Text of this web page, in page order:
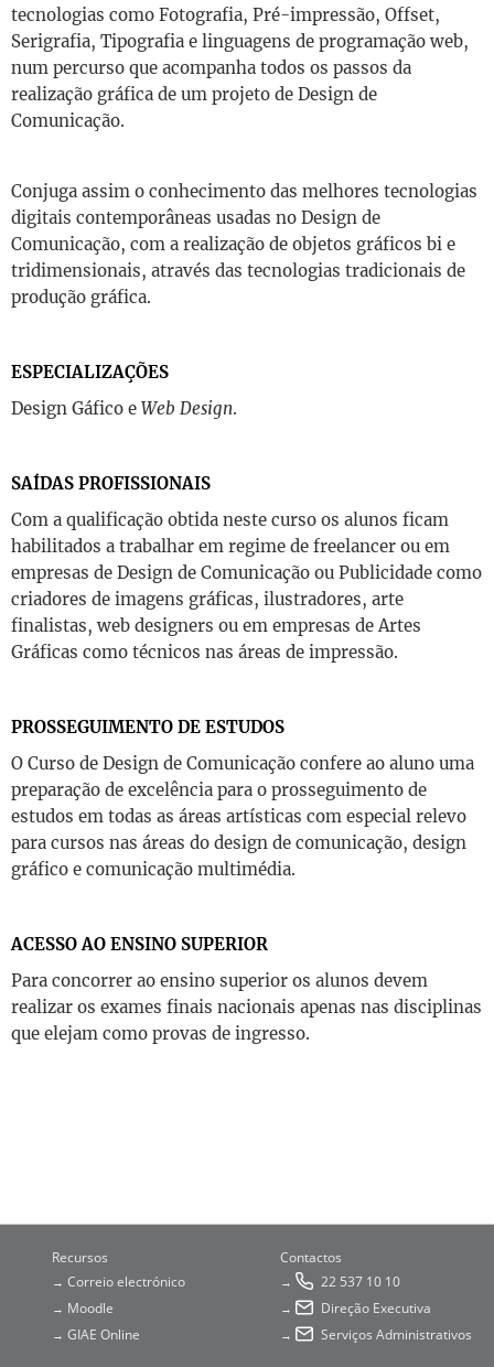
tecnologias como Fotografia, Pré-impressão, Offset,
Serigrafia, Tipografia e linguagens de programação web,
num percurso que acompanha todos os passos da
realização gráfica de um projeto de Design de
Comunicação.
Conjuga assim o conhecimento das melhores tecnologias
digitais contemporâneas usadas no Design de
Comunicação, com a realização de objetos gráficos bi e
tridimensionais, através das tecnologias tradicionais de
produção gráfica.
ESPECIALIZAÇÕES
Design Gáfico e Web Design.
SAÍDAS PROFISSIONAIS
Com a qualificação obtida neste curso os alunos ficam
habilitados a trabalhar em regime de freelancer ou em
empresas de Design de Comunicação ou Publicidade como
criadores de imagens gráficas, ilustradores, arte
finalistas, web designers ou em empresas de Artes
Gráficas como técnicos nas áreas de impressão.
PROSSEGUIMENTO DE ESTUDOS
O Curso de Design de Comunicação confere ao aluno uma
preparação de excelência para o prosseguimento de
estudos em todas as áreas artísticas com especial relevo
para cursos nas áreas do design de comunicação, design
gráfico e comunicação multimédia.
ACESSO AO ENSINO SUPERIOR
Para concorrer ao ensino superior os alunos devem
realizar os exames finais nacionais apenas nas disciplinas
que elejam como provas de ingresso.
Recursos
→ Correio electrónico
→ Moodle
→ GIAE Online
Contactos
→ 22 537 10 10
→ Direção Executiva
→ Serviços Administrativos